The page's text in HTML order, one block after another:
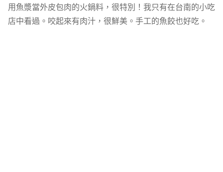
用魚漿當外皮包肉的火鍋料，很特別！我只有在台南的小吃
店中看過。咬起來有肉汁，很鮮美。手工的魚餃也好吃。